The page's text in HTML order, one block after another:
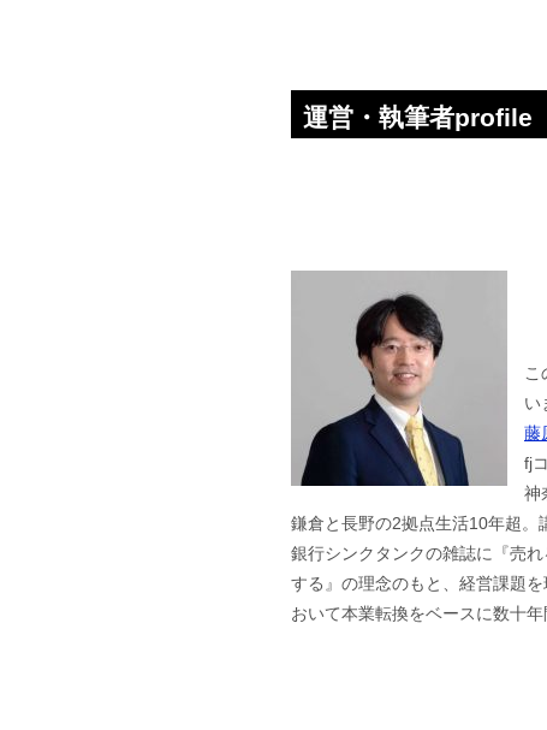
運営・執筆者profile
こ
い
藤
fj
神
鎌倉と長野の2拠点生活10年超。
銀行シンクタンクの雑誌に『売
する』の理念のもと、経営課題
おいて本業転換をベースに数十